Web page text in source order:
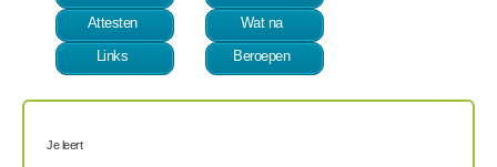
Attesten
Wat na
Links
Beroepen
Je leert